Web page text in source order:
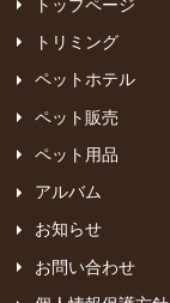
トップページ
トリミング
ペットホテル
ペット販売
ペット用品
アルバム
お知らせ
お問い合わせ